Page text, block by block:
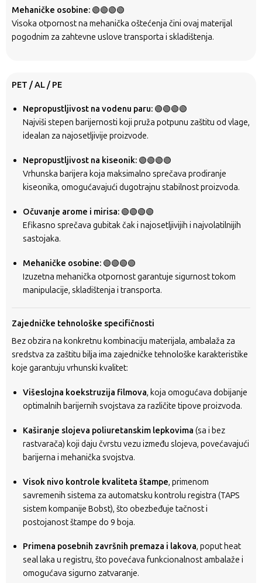
Mehaničke osobine:🟢🟢🟢🟢
Visoka otpornost na mehanička oštećenja čini ovaj materijal
pogodnim za zahtevne uslove transporta i skladištenja.
PET / AL / PE
Nepropustljivost na vodenu paru:🟢🟢🟢🟢
Najviši stepen barijernosti koji pruža potpunu zaštitu od vlage,
idealan za najosetljivije proizvode.
Nepropustljivost na kiseonik:🟢🟢🟢🟢
Vrhunska barijera koja maksimalno sprečava prodiranje
kiseonika, omogućavajući dugotrajnu stabilnost proizvoda.
Očuvanje arome i mirisa:🟢🟢🟢🟢
Efikasno sprečava gubitak čak i najosetljivijih i najvolatilnijih
sastojaka.
Mehaničke osobine:🟢🟢🟢🟢
Izuzetna mehanička otpornost garantuje sigurnost tokom
manipulacije, skladištenja i transporta.
Zajedničke tehnološke specifičnosti
Bez obzira na konkretnu kombinaciju materijala, ambalaža za
sredstva za zaštitu bilja ima zajedničke tehnološke karakteristike
koje garantuju vrhunski kvalitet:
Višeslojna koekstruzija filmova, koja omogućava dobijanje
optimalnih barijernih svojstava za različite tipove proizvoda.
Kaširanje slojeva poliuretanskim lepkovima (sa i bez
rastvarača) koji daju čvrstu vezu između slojeva, povećavajući
barijerna i mehanička svojstva.
Visok nivo kontrole kvaliteta štampe, primenom
savremenih sistema za automatsku kontrolu registra (TAPS
sistem kompanije Bobst), što obezbeđuje tačnost i
postojanost štampe do 9 boja.
Primena posebnih završnih premaza i lakova, poput heat
seal laka u registru, što povećava funkcionalnost ambalaže i
omogućava sigurno zatvaranje.